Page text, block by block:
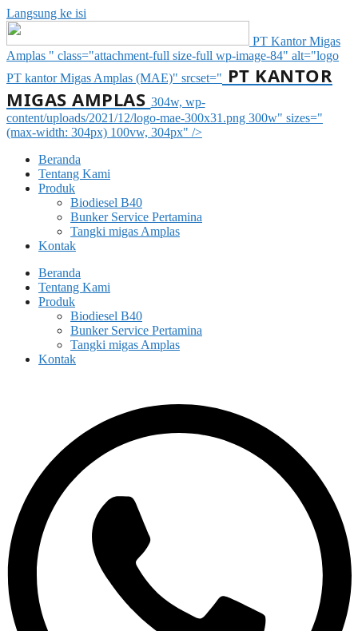
Langsung ke isi
PT Kantor Migas
Amplas " class="attachment-full size-full wp-image-84" alt="logo
PT kantor Migas Amplas (MAE)" srcset=" PT KANTOR
MIGAS AMPLAS 304w, wp-
content/uploads/2021/12/logo-mae-300x31.png 300w" sizes="
(max-width: 304px) 100vw, 304px" />
Beranda
Tentang Kami
Produk
Biodiesel B40
Bunker Service Pertamina
Tangki migas Amplas
Kontak
Beranda
Tentang Kami
Produk
Biodiesel B40
Bunker Service Pertamina
Tangki migas Amplas
Kontak